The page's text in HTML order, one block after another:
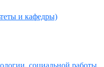
и кафедры)
социальной работы